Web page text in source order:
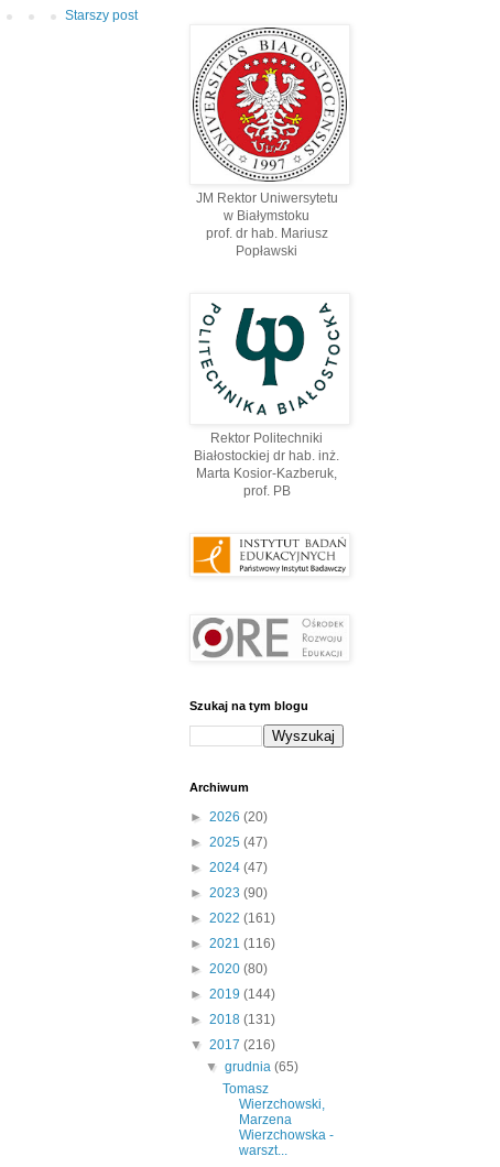
Starszy post
JM Rektor Uniwersytetu
w Białymstoku
prof. dr hab. Mariusz
Popławski
Rektor Politechniki
Białostockiej dr hab. inż.
Marta Kosior-Kazberuk,
prof. PВ
Szukaj na tym blogu
Archiwum
► 2026 (20)
► 2025 (47)
► 2024 (47)
► 2023 (90)
► 2022 (161)
► 2021 (116)
► 2020 (80)
► 2019 (144)
► 2018 (131)
▼ 2017 (216)
▼grudnia(65)
Tomasz
Wierzchowski,
Marzena
Wierzchowska -
warszt...